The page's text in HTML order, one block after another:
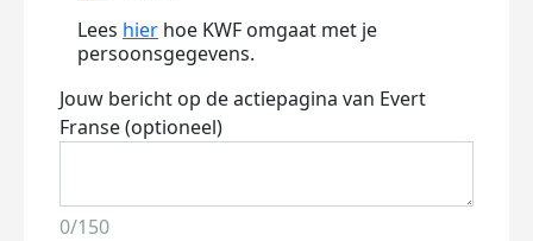
Lees hier hoe KWF omgaat met je
persoonsgegevens.
Jouw bericht op de actiepagina van Evert
Franse (optioneel)
0/150